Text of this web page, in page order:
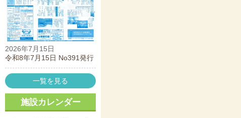
2026年7月15日
令和8年7月15日 No391発行
一覧を見る
施設カレンダー